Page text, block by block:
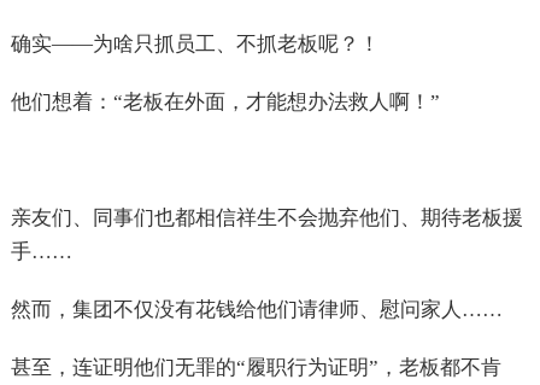
确实——为啥只抓员工、不抓老板呢？！
他们想着：“老板在外面，才能想办法救人啊！”
亲友们、同事们也都相信祥生不会抛弃他们、期待老板援
手……
然而，集团不仅没有花钱给他们请律师、慰问家人……
甚至，连证明他们无罪的“履职行为证明”，老板都不肯